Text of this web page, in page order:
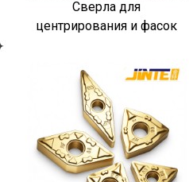
Сверла для
центрирования и фасок